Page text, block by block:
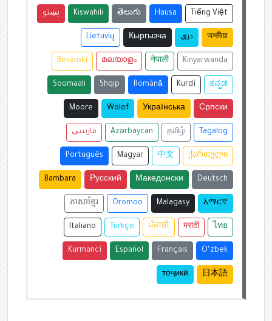
Tiếng Việt
Hausa
తెలుగు
Kiswahili پښتو
অসমীয়া دری Кыргызча
Lietuvių
Kinyarwanda
नेपाली
മലയാളം
Bosanski
ಕನ್ನಡ
Kurdî
Română
Shqip
Soomaali
Српски
Українська
Wolof
Moore
Tagalog
தமிழ்
Azərbaycan فارسی
ქართული
中文
Magyar
Português
Deutsch
Македонски
Русский
Bambara
አማርኛ
Malagasy
Oromoo
ភាសាខ្មែរ
ไทย
मराठी
ਪੰਜਾਬੀ
Türkçe
Italiano
O‘zbek
Français
Español
Kurmancî
日本語
тоҷикӣ